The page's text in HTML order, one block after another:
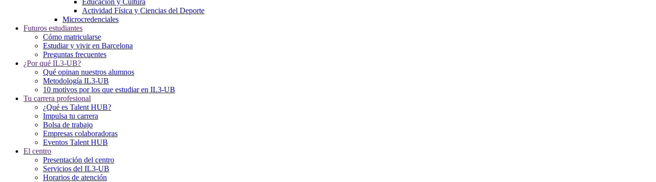
Educación y Cultura
Actividad Física y Ciencias del Deporte
Microcredenciales
Futuros estudiantes
Cómo matricularse
Estudiar y vivir en Barcelona
Preguntas frecuentes
¿Por qué IL3-UB?
Qué opinan nuestros alumnos
Metodología IL3-UB
10 motivos por los que estudiar en IL3-UB
Tu carrera profesional
¿Qué es Talent HUB?
Impulsa tu carrera
Bolsa de trabajo
Empresas colaboradoras
Eventos Talent HUB
El centro
Presentación del centro
Servicios del IL3-UB
Horarios de atención